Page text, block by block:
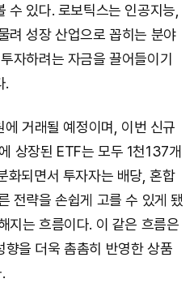
수 있다. 로보틱스는 인공지능,
려 성장 산업으로 꼽히는 분야
자하려는 자금을 끌어들이기
.
거래될 예정이며, 이번 신규
상장된 ETF는 모두 1천137개
화되면서 투자자는 배당, 혼합
전략을 손쉽게 고를 수 있게 됐
지는 흐름이다. 이 같은 흐름은
을 더욱 촘촘히 반영한 상품